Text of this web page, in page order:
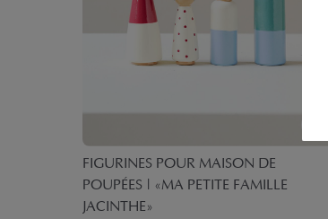
FIGURINES POUR MAISON DE
POUPÉES | «MA PETITE FAMILLE
JACINTHE»